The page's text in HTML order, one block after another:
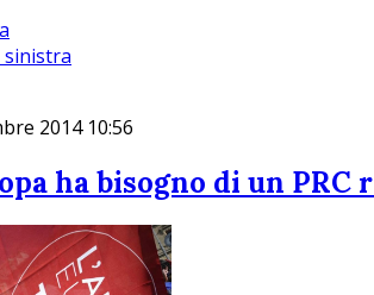
sinistra
2014 10:56
ha bisogno di un PRC